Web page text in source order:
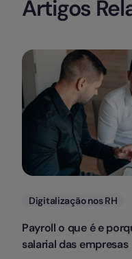
Artigos
Categorias
Digitalização nos RH
Payroll o que é e
salarial das empresas